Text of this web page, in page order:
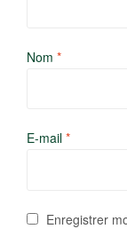
Nom *
E-mail *
Enregistrer